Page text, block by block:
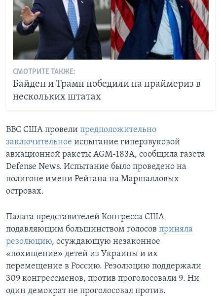
СМОТРИТЕ ТАКЖЕ:
Байден и Трамп победили на праймериз в
нескольких штатах
ВВС США провели предположительно
заключительное испытание гиперзвуковой
авиационной ракеты AGM-183A, сообщила газета
Defense News. Испытание было проведено на
полигоне имени Рейгана на Маршалловых
островах.
Палата представителей Конгресса США
подавляющим большинством голосов приняла
резолюцию, осуждающую незаконное
«похищение» детей из Украины и их
перемещение в Россию. Резолюцию поддержали
309 конгрессменов, против проголосовали 9. Ни
один демократ не проголосовал против.